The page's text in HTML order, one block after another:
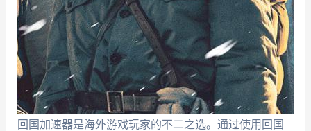
回国加速器是海外游戏玩家的不二之选。通过使用回国